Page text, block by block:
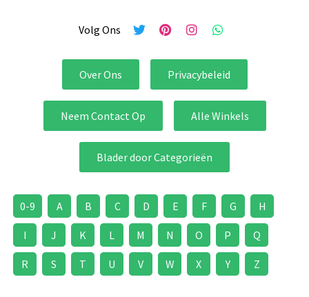
Volg Ons
Over Ons Privacybeleid
Neem Contact Op Alle Winkels
Blader door Categorieën
0-9 A B C D E F G H
I J K L M N O P Q
R S T U V W X Y Z